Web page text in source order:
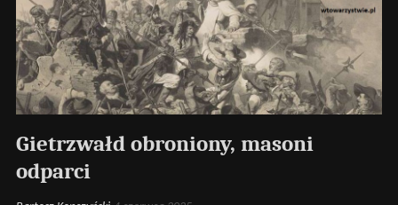
Gietrzwałd obroniony, masoni
odparci